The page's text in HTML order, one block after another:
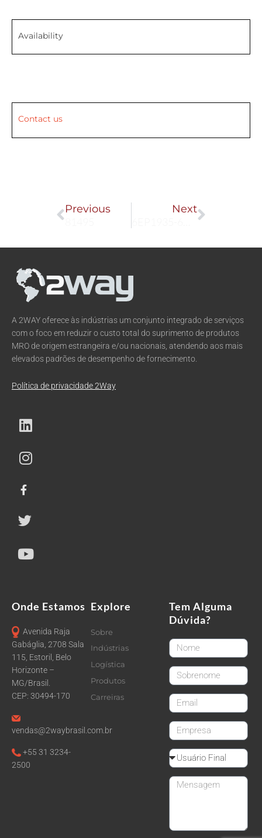
Availability
Contact us
Prev
Previous
NextNext
A 2WAY oferece às indústrias um conjunto integrado de serviços
com o foco em reduzir o custo total do suprimento de produtos
MRO de origem estrangeira e/ou nacionais, atendendo aos mais
elevados padrões de desempenho de fornecimento.
Política de privacidade 2Way
Onde Estamos
Avenida Raja
Gabáglia, 2708 Sala
115, Estoril, Belo
Horizonte –
MG/Brasil.
CEP: 30494-170
vendas@2waybrasil.com.br
+55 31 3234-
2500
Explore
Sobre
Indústrias
Logística
Produtos
Carreiras
Tem Alguma
Dúvida?
FirstName
LastName
email
CompanyName
Reseller
Message